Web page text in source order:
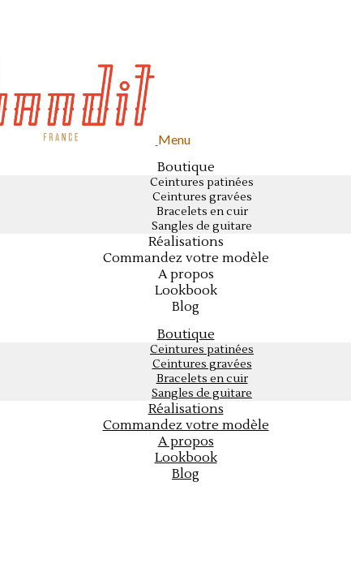
Menu
Boutique
Ceintures patinées
Ceintures gravées
Bracelets en cuir
Sangles de guitare
Réalisations
Commandez votre modèle
A propos
Lookbook
Blog
Boutique
Ceintures patinées
Ceintures gravées
Bracelets en cuir
Sangles de guitare
Réalisations
Commandez votre modèle
A propos
Lookbook
Blog